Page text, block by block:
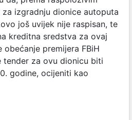
izgradnju dionice autoputa
još uvijek nije raspisan, te
kreditna sredstva za ovaj
premijera FBiH
tender za ovu dionicu biti
godine, ocijeniti kao